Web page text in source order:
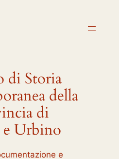
di Storia
della
di
e Urbino
e